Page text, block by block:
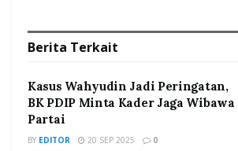
Berita Terkait
Kasus Wahyudin Jadi Peringatan,
BK PDIP Minta Kader Jaga Wibawa
Partai
BY EDITOR 20 SEP 2025 0